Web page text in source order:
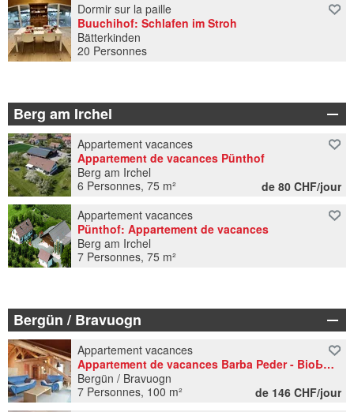
Dormir sur la paille
Buuchihof: Schlafen im Stroh
Bätterkinden
20 Personnes
Berg am Irchel
Appartement vacances
Appartement de vacances Pünthof
Berg am Irchel
6 Personnes, 75 m²
de 80 CHF/jour
Appartement vacances
Pünthof: Appartement de vacances
Berg am Irchel
7 Personnes, 75 m²
Bergün / Bravuogn
Appartement vacances
Appartement de vacances Barba Peder - BioBergün
Bergün / Bravuogn
7 Personnes, 100 m²
de 146 CHF/jour